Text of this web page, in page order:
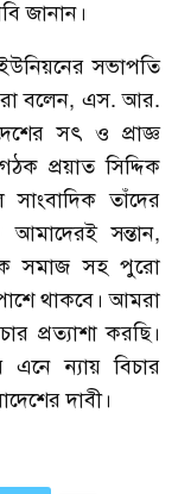
জানান।
ইউনিয়নের সভাপতি
বলেন, এস. আর.
সৎ ও প্রাজ্ঞ
প্রয়াত সিদ্দিক
সাংবাদিক তাঁদের
সন্তান,
সমাজ সহ পুরো
পাশে থাকবে। আমরা
প্রত্যাশা করছি।
ন্যায় বিচার
দাবী।